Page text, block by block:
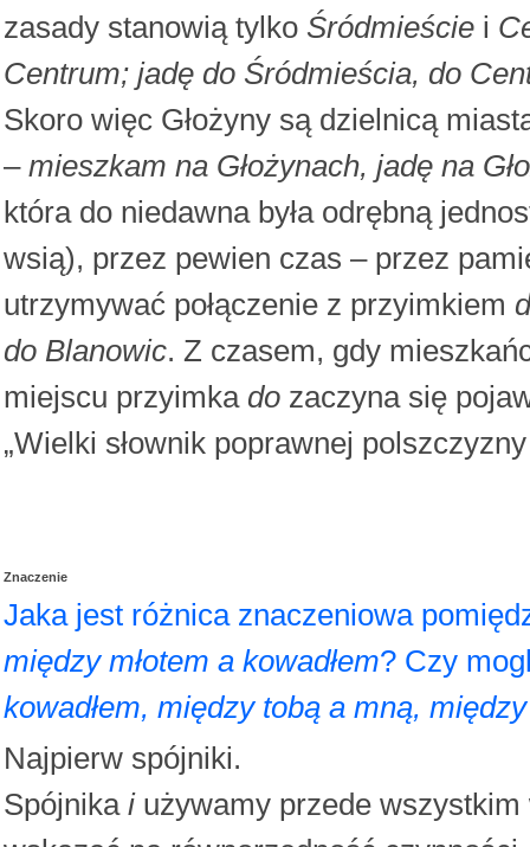
zasady stanowią tylko Śródmieście i
Centrum; jadę do Śródmieścia, do
Skoro więc Głożyny są dzielnicą
– mieszkam na Głożynach, jadę na
która do niedawna była odrębną
wsią), przez pewien czas – przez
utrzymywać połączenie z przyimkiem
do Blanowic. Z czasem, gdy
miejscu przyimka do zaczyna się
„Wielki słownik poprawnej
Znaczenie
Jaka jest różnica znaczeniowa
między młotem a kowadłem? Czy
kowadłem, między tobą a mną,
Najpierw spójniki.
Spójnika iużywamy przede wszystkim